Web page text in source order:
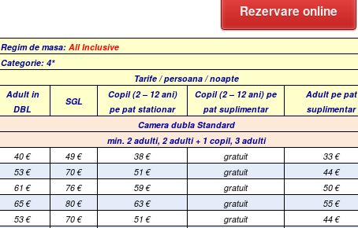
Rezervare online
Regim de masa:All Inclusive
Categorie: 4*
Tarife / persoana / noapte
Adult in
DBL
SGL
Copil (2 – 12 ani)
pe pat stationar
Copil (2 – 12 ani) pe
pat suplimentar
Adult pe pat
suplimentar
Camera dubla Standard
min. 2 adulti, 2 adulti + 1 copil, 3 adulti
40€ 49€ 38€ gratuit 33€
53 € 70€ 51 € gratuit 44€
61€ 76€ 59€ gratuit 50 €
65€ 80€ 63€ gratuit 55 €
53€ 70€ 51€ gratuit 44€